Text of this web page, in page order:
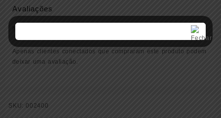
Avaliações
Apenas clientes conectados que compraram este produto podem
deixar uma avaliação.
SKU: 002400